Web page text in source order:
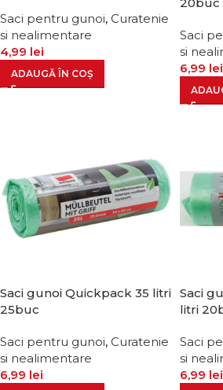
Saci pentru gunoi, Curatenie
si nealimentare
4,99 lei
ADAUGĂ ÎN COȘ
Saci
si
6,99 lei
Saci gunoi Quickpack 35 litri
25buc
Saci pentru gunoi, Curatenie
si nealimentare
6,99 lei
Saci
litri
Saci
si
6,99 lei